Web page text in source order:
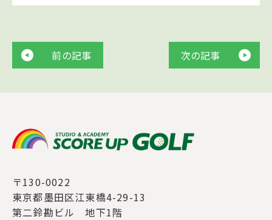
前の記事 次の記事
〒130-0022
東京都墨田区江東橋4-29-13
第二鈴勘ビル 地下1階